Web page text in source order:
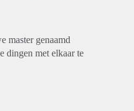
master genaamd
dingen met elkaar te